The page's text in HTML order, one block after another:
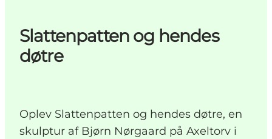
Slattenpatten og hendes
døtre
Oplev Slattenpatten og hendes døtre, en
skulptur af Bjørn Nørgaard på Axeltorv i